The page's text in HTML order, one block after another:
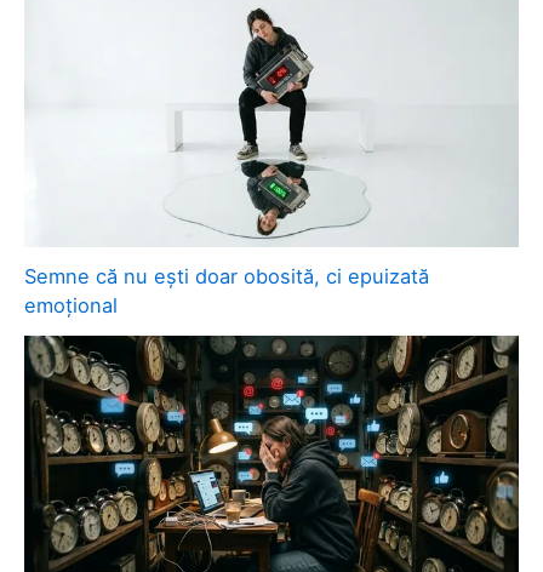
Semne că nu ești doar obosită, ci epuizată
emoțional